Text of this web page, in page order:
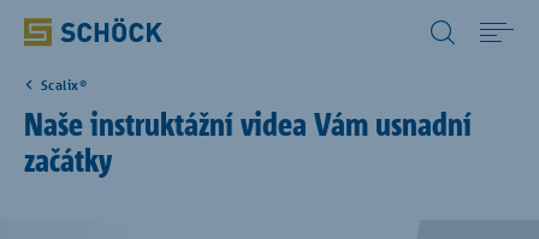
Produkty
Czech Republic (CZ) Čeština
Scalix®
Naše instruktážní videa Vám usnadní
začátky